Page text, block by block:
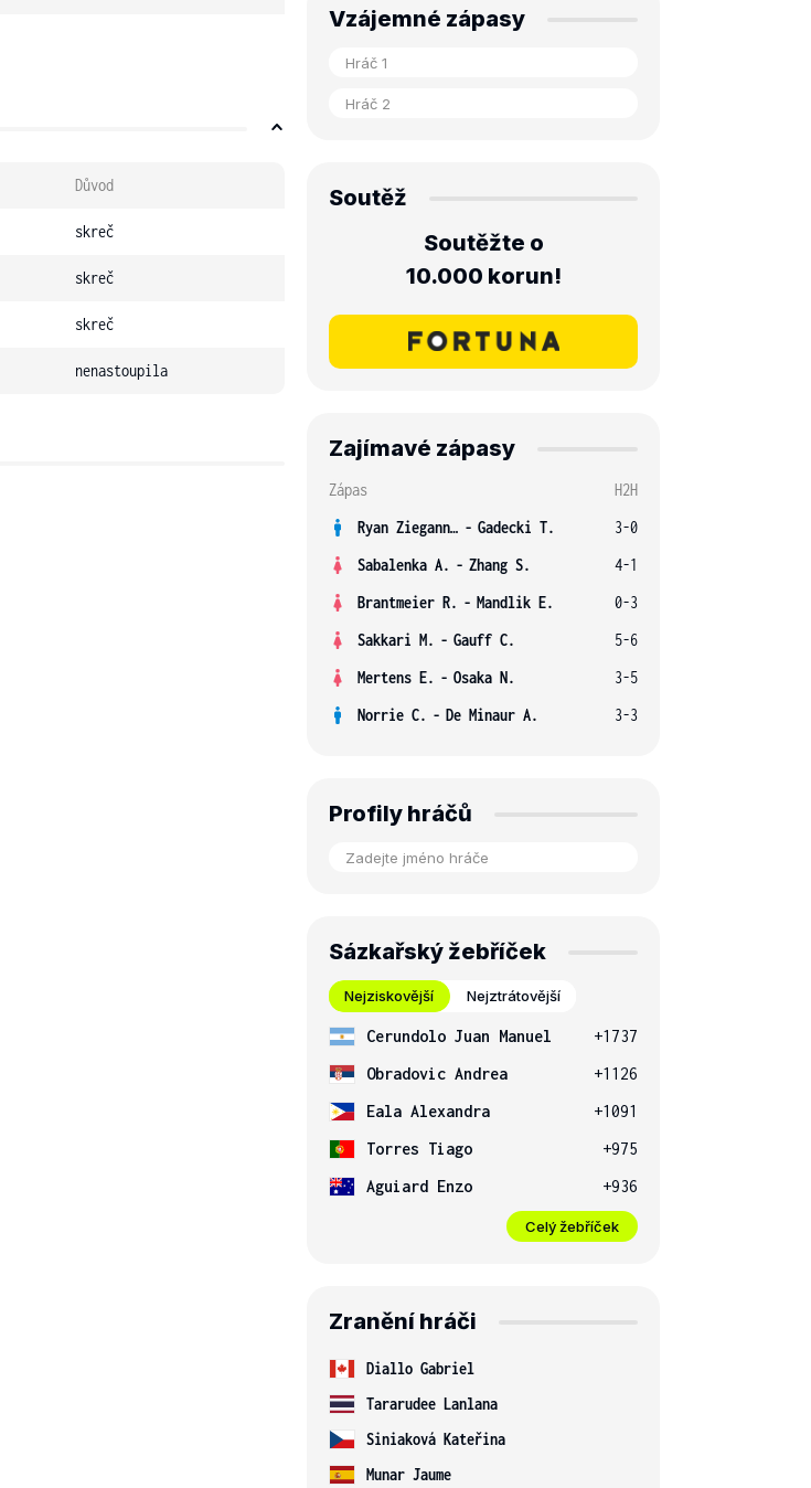
Důvod
skreč
skreč
skreč
nenastoupila
Vzájemné zápasy
Soutěž
Soutěžte o
10.000 korun!
Zajímavé zápasy
Zápas
H2H
Ryan Ziegann S. - Gadecki T.
3-0
Sabalenka A. - Zhang S.
4-1
Brantmeier R. - Mandlik E.
0-3
Sakkari M. - Gauff C.
5-6
Mertens E. - Osaka N.
3-5
Norrie C. - De Minaur A. 3-3
Profily hráčů
Sázkařský žebříček
Nejziskovější Nejztrátovější
Cerundolo Juan Manuel
+1737
Obradovic Andrea
+1126
Eala Alexandra
+1091
Torres Tiago
+975
Aguiard Enzo
+936
Celý žebříček
Zranění hráči
Diallo Gabriel
Tararudee Lanlana
Siniaková Kateřina
Munar Jaume